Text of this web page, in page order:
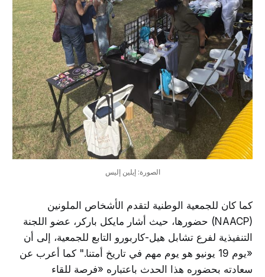
الصورة: إيلين إليس
كما كان للجمعية الوطنية لتقدم الأشخاص الملونين
(NAACP) حضورها، حيث أشار مايكل باركر، عضو اللجنة
التنفيذية لفرع تشابل هيل-كاربورو التابع للجمعية، إلى أن
«يوم 19 يونيو هو يوم مهم في تاريخ أمتنا." كما أعرب عن
سعادته بحضوره هذا الحدث باعتباره «فرصة للقاء